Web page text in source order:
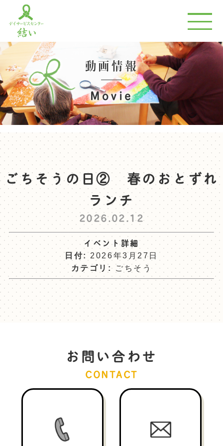
動画情報
Movie
ごちそうの日② 春のおとずれ
ランチ
2026.02.12
イベント詳細
日付:
2026年3月27日
カテゴリ: ごちそう
お問い合わせ
CONTACT